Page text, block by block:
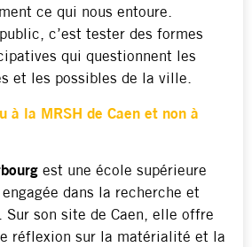
ce qui nous entoure.
c’est tester des formes
qui questionnent les
et les possibles de la ville.
à la MRSH de Caen et non à
est une école supérieure
dans la recherche et
Sur son site de Caen, elle offre
réflexion sur la matérialité et la